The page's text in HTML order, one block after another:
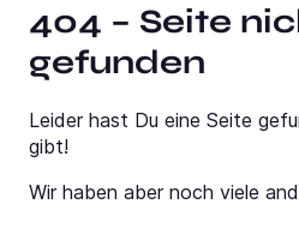
404 – Seite
gefunden
Leider hast Du eine Seite
gibt!
Wir haben aber noch viele